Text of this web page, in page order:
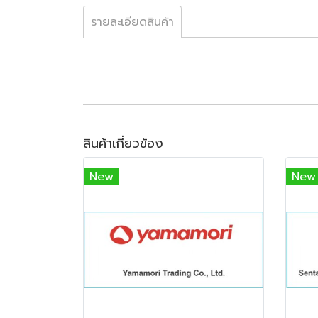
รายละเอียดสินค้า
สินค้าเกี่ยวข้อง
New New